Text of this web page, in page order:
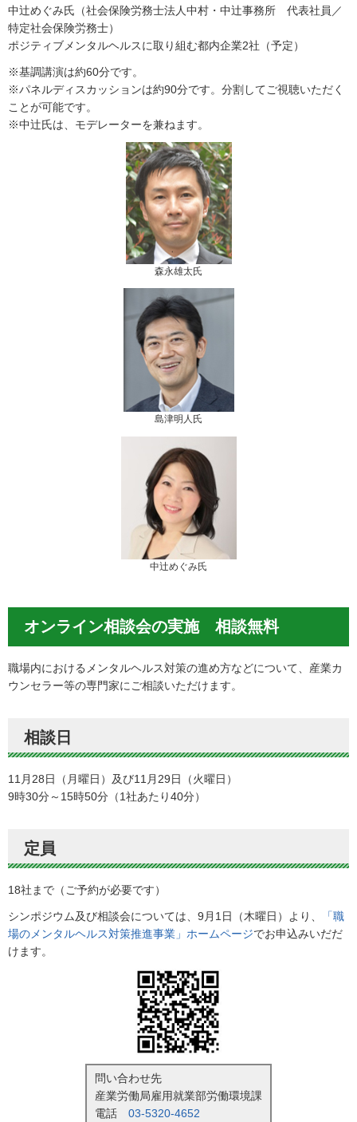
中辻めぐみ氏（社会保険労務士法人中村・中辻事務所 代表社員／
特定社会保険労務士）
ポジティブメンタルヘルスに取り組む都内企業2社（予定）
※基調講演は約60分です。
※パネルディスカッションは約90分です。分割してご視聴いただく
ことが可能です。
※中辻氏は、モデレーターを兼ねます。
森永雄太氏
島津明人氏
中辻めぐみ氏
オンライン相談会の実施 相談無料
職場内におけるメンタルヘルス対策の進め方などについて、産業カ
ウンセラー等の専門家にご相談いただけます。
相談日
11月28日（月曜日）及び11月29日（火曜日）
9時30分～15時50分（1社あたり40分）
定員
18社まで（ご予約が必要です）
シンポジウム及び相談会については、9月1日（木曜日）より、
「職
場のメンタルヘルス対策推進事業」ホームページでお申込みいだだ
けます。
問い合わせ先
産業労働局雇用就業部労働環境課
電話 03-5320-4652